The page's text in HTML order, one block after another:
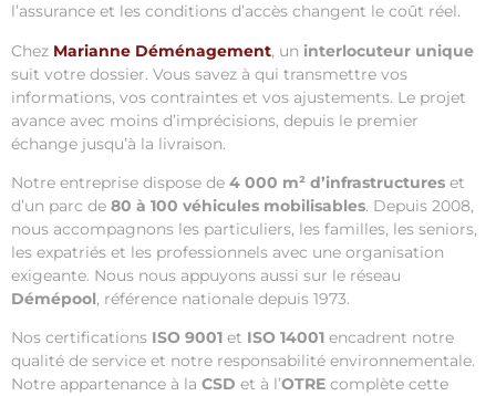
l’assurance et les conditions d’accès changent le coût réel.
Chez Marianne Déménagement, un interlocuteur unique
suit votre dossier. Vous savez à qui transmettre vos
informations, vos contraintes et vos ajustements. Le projet
avance avec moins d’imprécisions, depuis le premier
échange jusqu’à la livraison.
Notre entreprise dispose de 4 000 m² d’infrastructures et
d’un parc de 80 à 100 véhicules mobilisables. Depuis 2008,
nous accompagnons les particuliers, les familles, les seniors,
les expatriés et les professionnels avec une organisation
exigeante. Nous nous appuyons aussi sur le réseau
Démépool, référence nationale depuis 1973.
Nos certifications ISO 9001 et ISO 14001 encadrent notre
qualité de service et notre responsabilité environnementale.
Notre appartenance à la CSD et à l’OTRE complète cette